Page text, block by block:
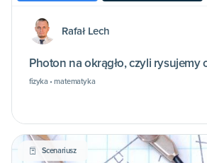
Rafał Lech
Photon na okrągło, czyli rysujemy
fizyka • matematyka
Scenariusz